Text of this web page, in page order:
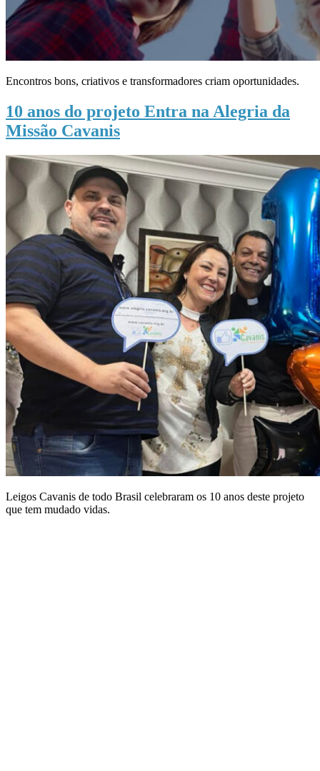
Encontros bons, criativos e transformadores criam oportunidades.
10 anos do projeto Entra na Alegria da
Missão Cavanis
Leigos Cavanis de todo Brasil celebraram os 10 anos deste projeto
que tem mudado vidas.